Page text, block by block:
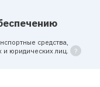
средства,
и юридических лиц.